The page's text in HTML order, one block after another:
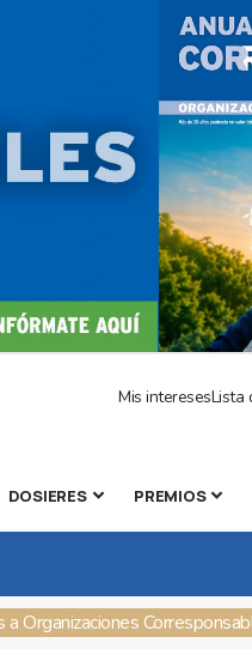
Mis interesesLista
DOSIERES PREMIOS
a Organizaciones